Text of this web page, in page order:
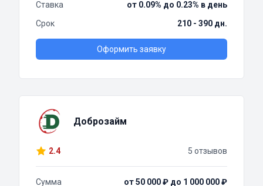
Ставка
от 0.09% до 0.23% в день
Срок
210 - 390 дн.
Оформить заявку
Доброзайм
2.4 5 отзывов
Сумма от 50 000 ₽ до 1 000 000 ₽